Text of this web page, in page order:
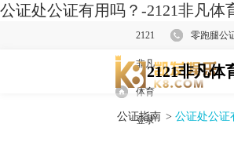
公证处公证有用吗？-2121非凡体
2121
非凡
体育
登录
零跑腿公
2121非凡体
公证指南 > 公证处公证